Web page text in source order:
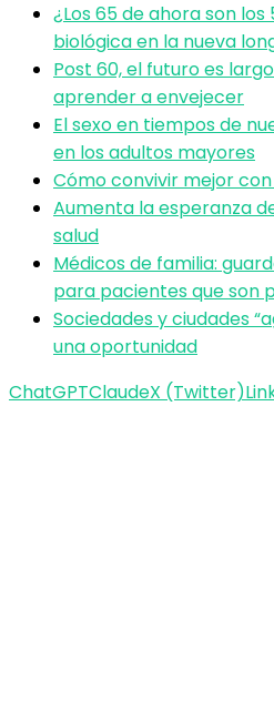
¿Los 65 de ahora son
biológica en la nueva
Post 60, el futuro es
aprender a envejecer
El sexo en tiempos de
en los adultos mayores
Cómo convivir mejor
Aumenta la esperanza
salud
Médicos de familia:
para pacientes que son
Sociedades y ciudades
una oportunidad
ChatGPTClaudeX (Twitter)